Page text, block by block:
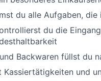
du alle Aufgaben,
du die
Backwaren füllst du
Kassiertätigkeiten und